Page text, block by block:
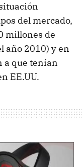
del mercado,
millones de
año 2010) y en
a que tenían
EE.UU.